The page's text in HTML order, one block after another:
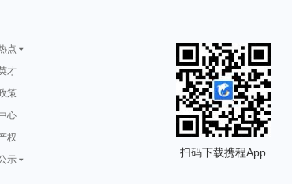
点
才
策
心
权
示
扫码下载携程App